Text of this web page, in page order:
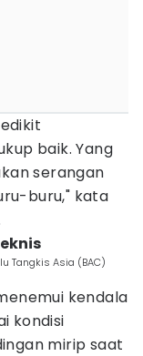
baik. Yang
serangan
buru," kata
Tangkis Asia (BAC)
kendala
kondisi
mirip saat